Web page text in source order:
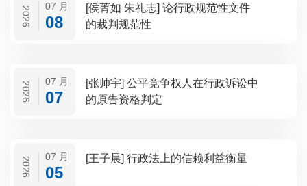
2026 07 月
08
[侯菁如 朱礼志] 论行政规范性文件
的裁判规范性
2026 07 月
07
[张帅宇] 公平竞争权人在行政诉讼中
的原告资格判定
2026 07 月
05
[王子晨] 行政法上的信赖利益衡量